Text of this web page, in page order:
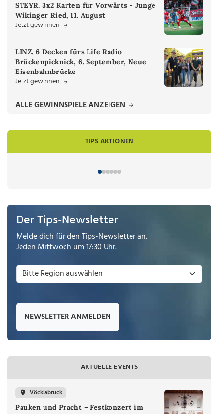
STEYR. 3x2 Karten für Vorwärts - Junge
Wikinger Ried, 11. August
Jetzt gewinnen
LINZ. 6 Decken fürs Life Radio
Brückenpicknick, 6. September, Neue
Eisenbahnbrücke
Jetzt gewinnen
ALLE GEWINNSPIELE ANZEIGEN
TIPS AKTIONEN
Der Tips-Newsletter
Melde dich für den Tips-Newsletter an.
Jeden Mittwoch um 17:30 Uhr.
NEWSLETTER ANMELDEN
AKTUELLE EVENTS
Vöcklabruck
Pauken und Pracht – Festkonzert im